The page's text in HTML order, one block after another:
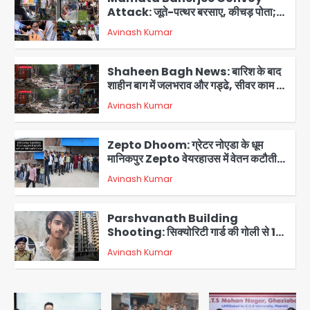
2
Attack: जूते-पत्थर बरसाए, कीचड़ पोता;
बोलीं- ‘माथा फट जाता’
Avinash Kumar
3
Shaheen Bagh News: बारिश के बाद
शाहीन बाग में जलभराव और गड्ढे, सीवर काम से
लोग परेशान
Avinash Kumar
4
Zepto Dhoom: ग्रेटर नोएडा के धूम
मानिकपुर Zepto वेयरहाउस में वेतन कटौती
को लेकर 100 से ज्यादा कर्मचारियों का विरोध
प्रदर्शन
Avinash Kumar
5
Parshvanath Building
Shooting: सिक्योरिटी गार्ड की गोली से 17
वर्षीय किशोर की मौत
Avinash Kumar
Emergency: तीसरी मंजिल से गिरी छात्रा